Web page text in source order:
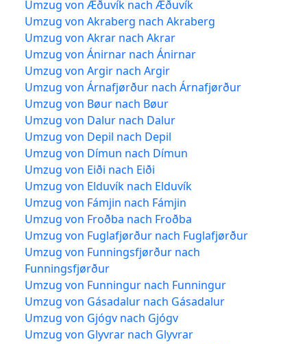
Umzug von Æðuvík nach Æðuvík
Umzug von Akraberg nach Akraberg
Umzug von Akrar nach Akrar
Umzug von Ánirnar nach Ánirnar
Umzug von Argir nach Argir
Umzug von Árnafjørður nach Árnafjørður
Umzug von Bøur nach Bøur
Umzug von Dalur nach Dalur
Umzug von Depil nach Depil
Umzug von Dímun nach Dímun
Umzug von Eiði nach Eiði
Umzug von Elduvík nach Elduvík
Umzug von Fámjin nach Fámjin
Umzug von Froðba nach Froðba
Umzug von Fuglafjørður nach Fuglafjørður
Umzug von Funningsfjørður nach
Funningsfjørður
Umzug von Funningur nach Funningur
Umzug von Gásadalur nach Gásadalur
Umzug von Gjógv nach Gjógv
Umzug von Glyvrar nach Glyvrar